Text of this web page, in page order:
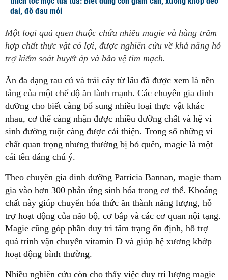
dai, đỡ đau mỏi
Một loại quả quen thuộc chứa nhiều magie và hàng trăm
hợp chất thực vật có lợi, được nghiên cứu về khả năng hỗ
trợ kiểm soát huyết áp và bảo vệ tim mạch.
Ăn đa dạng rau củ và trái cây từ lâu đã được xem là nền
tảng của một chế độ ăn lành mạnh. Các chuyên gia dinh
dưỡng cho biết càng bổ sung nhiều loại thực vật khác
nhau, cơ thể càng nhận được nhiều dưỡng chất và hệ vi
sinh đường ruột càng được cải thiện. Trong số những vi
chất quan trọng nhưng thường bị bỏ quên, magie là một
cái tên đáng chú ý.
Theo chuyên gia dinh dưỡng Patricia Bannan, magie tham
gia vào hơn 300 phản ứng sinh hóa trong cơ thể. Khoáng
chất này giúp chuyển hóa thức ăn thành năng lượng, hỗ
trợ hoạt động của não bộ, cơ bắp và các cơ quan nội tạng.
Magie cũng góp phần duy trì tâm trạng ổn định, hỗ trợ
quá trình vận chuyển vitamin D và giúp hệ xương khớp
hoạt động bình thường.
Nhiều nghiên cứu còn cho thấy việc duy trì lượng magie